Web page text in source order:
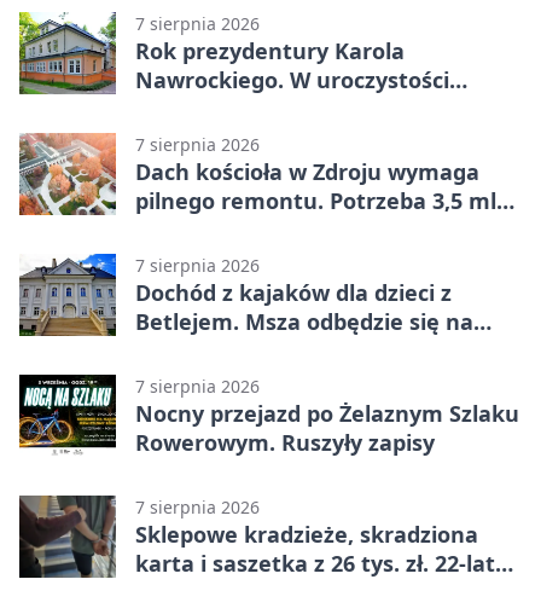
7 sierpnia 2026
Rok prezydentury Karola
Nawrockiego. W uroczystości
7 sierpnia 2026
Dach kościoła w Zdroju wymaga
pilnego remontu. Potrzeba 3,5 mln
7 sierpnia 2026
Dochód z kajaków dla dzieci z
Betlejem. Msza odbędzie się na
7 sierpnia 2026
Nocny przejazd po Żelaznym Szlaku
Rowerowym. Ruszyły zapisy
7 sierpnia 2026
Sklepowe kradzieże, skradziona
karta i saszetka z 26 tys. zł. 22-latek